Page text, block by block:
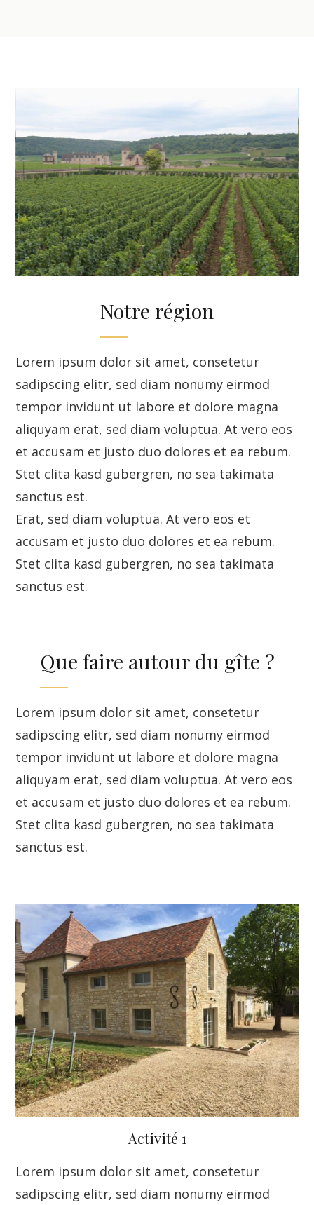
Notre région
Lorem ipsum dolor sit amet, consetetur
sadipscing elitr, sed diam nonumy eirmod
tempor invidunt ut labore et dolore magna
aliquyam erat, sed diam voluptua. At vero eos
et accusam et justo duo dolores et ea rebum.
Stet clita kasd gubergren, no sea takimata
sanctus est.
Erat, sed diam voluptua. At vero eos et
accusam et justo duo dolores et ea rebum.
Stet clita kasd gubergren, no sea takimata
sanctus est.
Que faire autour du gîte ?
Lorem ipsum dolor sit amet, consetetur
sadipscing elitr, sed diam nonumy eirmod
tempor invidunt ut labore et dolore magna
aliquyam erat, sed diam voluptua. At vero eos
et accusam et justo duo dolores et ea rebum.
Stet clita kasd gubergren, no sea takimata
sanctus est.
Activité 1
Lorem ipsum dolor sit amet, consetetur
sadipscing elitr, sed diam nonumy eirmod